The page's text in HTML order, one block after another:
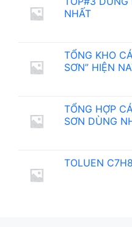
NHẤT
TỔNG KHO
SƠN” HIỆN
TỔNG HỢP
SƠN DÙNG
TOLUEN